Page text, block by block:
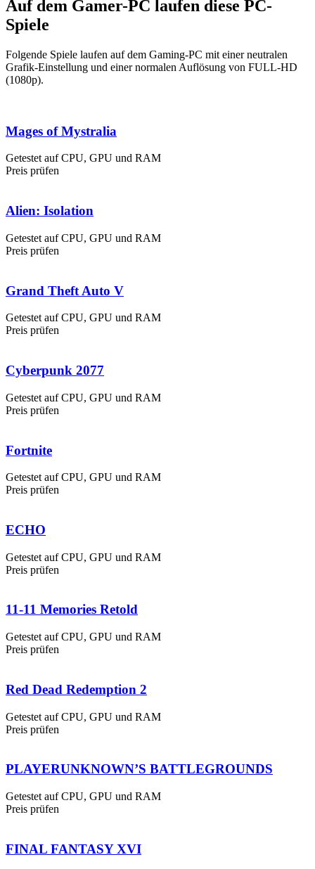
Auf dem Gamer-PC laufen diese PC-
Spiele
Folgende Spiele laufen auf dem Gaming-PC mit einer neutralen
Grafik-Einstellung und einer normalen Auflösung von FULL-HD
(1080p).
Mages of Mystralia
Getestet auf CPU, GPU und RAM
Preis prüfen
Alien: Isolation
Getestet auf CPU, GPU und RAM
Preis prüfen
Grand Theft Auto V
Getestet auf CPU, GPU und RAM
Preis prüfen
Cyberpunk 2077
Getestet auf CPU, GPU und RAM
Preis prüfen
Fortnite
Getestet auf CPU, GPU und RAM
Preis prüfen
ECHO
Getestet auf CPU, GPU und RAM
Preis prüfen
11-11 Memories Retold
Getestet auf CPU, GPU und RAM
Preis prüfen
Red Dead Redemption 2
Getestet auf CPU, GPU und RAM
Preis prüfen
PLAYERUNKNOWN’S BATTLEGROUNDS
Getestet auf CPU, GPU und RAM
Preis prüfen
FINAL FANTASY XVI